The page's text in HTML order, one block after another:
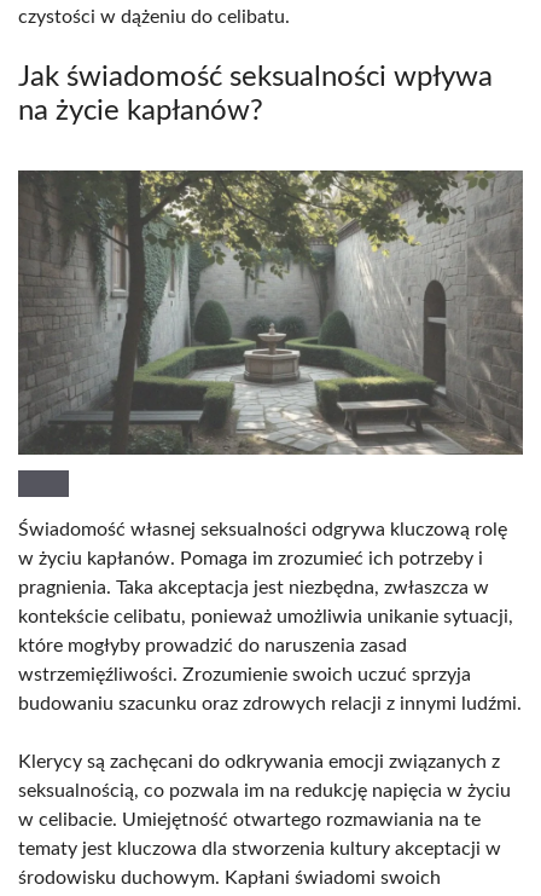
czystości w dążeniu do celibatu.
Jak świadomość seksualności wpływa
na życie kapłanów?
Świadomość własnej seksualności odgrywa kluczową rolę
w życiu kapłanów. Pomaga im zrozumieć ich potrzeby i
pragnienia. Taka akceptacja jest niezbędna, zwłaszcza w
kontekście celibatu, ponieważ umożliwia unikanie sytuacji,
które mogłyby prowadzić do naruszenia zasad
wstrzemięźliwości. Zrozumienie swoich uczuć sprzyja
budowaniu szacunku oraz zdrowych relacji z innymi ludźmi.
Klerycy są zachęcani do odkrywania emocji związanych z
seksualnością, co pozwala im na redukcję napięcia w życiu
w celibacie. Umiejętność otwartego rozmawiania na te
tematy jest kluczowa dla stworzenia kultury akceptacji w
środowisku duchowym. Kapłani świadomi swoich